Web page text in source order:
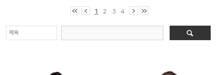
1 2 3 4